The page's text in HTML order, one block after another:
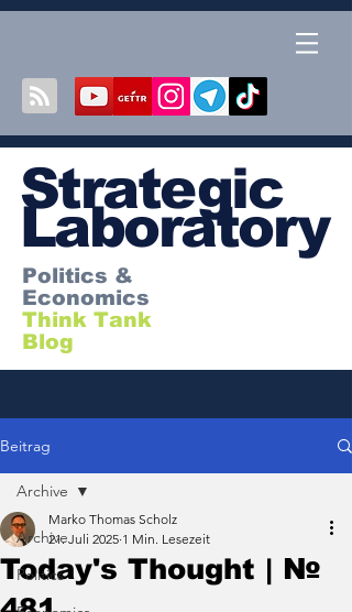
Strategic
Laboratory
Politics &
Economics
Think Tank
Blog
Beitrag
Archive
Politics
Archive
Today's Thought | №
Marko Thomas Scholz
21. Juli 2025 1 Min. Lesezeit